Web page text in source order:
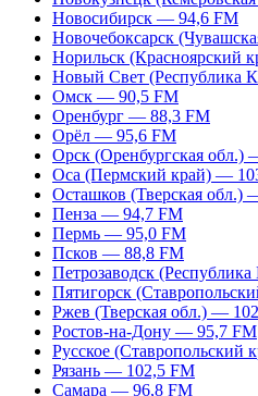
Новосибирск — 94,6 FM
Новочебоксарск
Норильск (Красноярский
Новый Свет (Республика
Омск — 90,5 FM
Оренбург — 88,3 FM
Орёл — 95,6 FM
Орск (Оренбургская обл.)
Оса (Пермский край) —
Осташков (Тверская обл.)
Пенза — 94,7 FM
Пермь — 95,0 FM
Псков — 88,8 FM
Петрозаводск
Пятигорск
Ржев (Тверская обл.) —
Ростов-на-Дону — 95,7 FM
Русское (Ставропольский
Рязань — 102,5 FM
Самара — 96,8 FM